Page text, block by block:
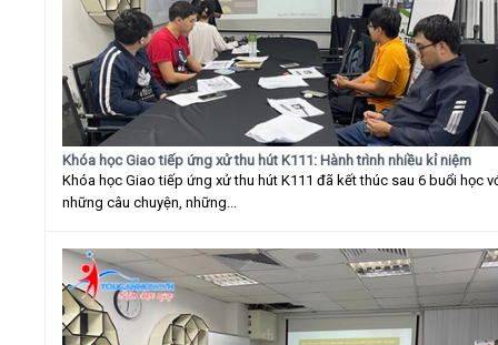
Khóa học Giao tiếp ứng xử thu hút K111: Hành trình nhiều kỉ niệm
Khóa học Giao tiếp ứng xử thu hút K111 đã kết thúc sau 6 buổi học
những câu chuyện, những...